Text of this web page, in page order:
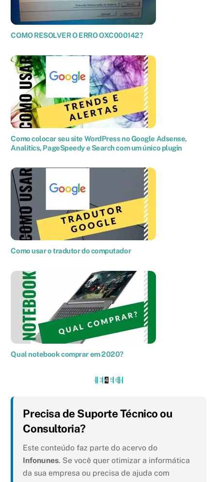
COMO RESOLVER O ERRO OXC000142?
Como colocar seu site WordPress no Google Adsense,
Analitics, PageSpeedy e Search com um único plugin
Como usar o tradutor do computador
Qual notebook comprar em 2020?
«‹ 3 4 5 6›»
Precisa de Suporte Técnico ou
Consultoria?
Este conteúdo faz parte do acervo do
Infonunes. Se você quer otimizar a informática
da sua empresa ou precisa de ajuda com